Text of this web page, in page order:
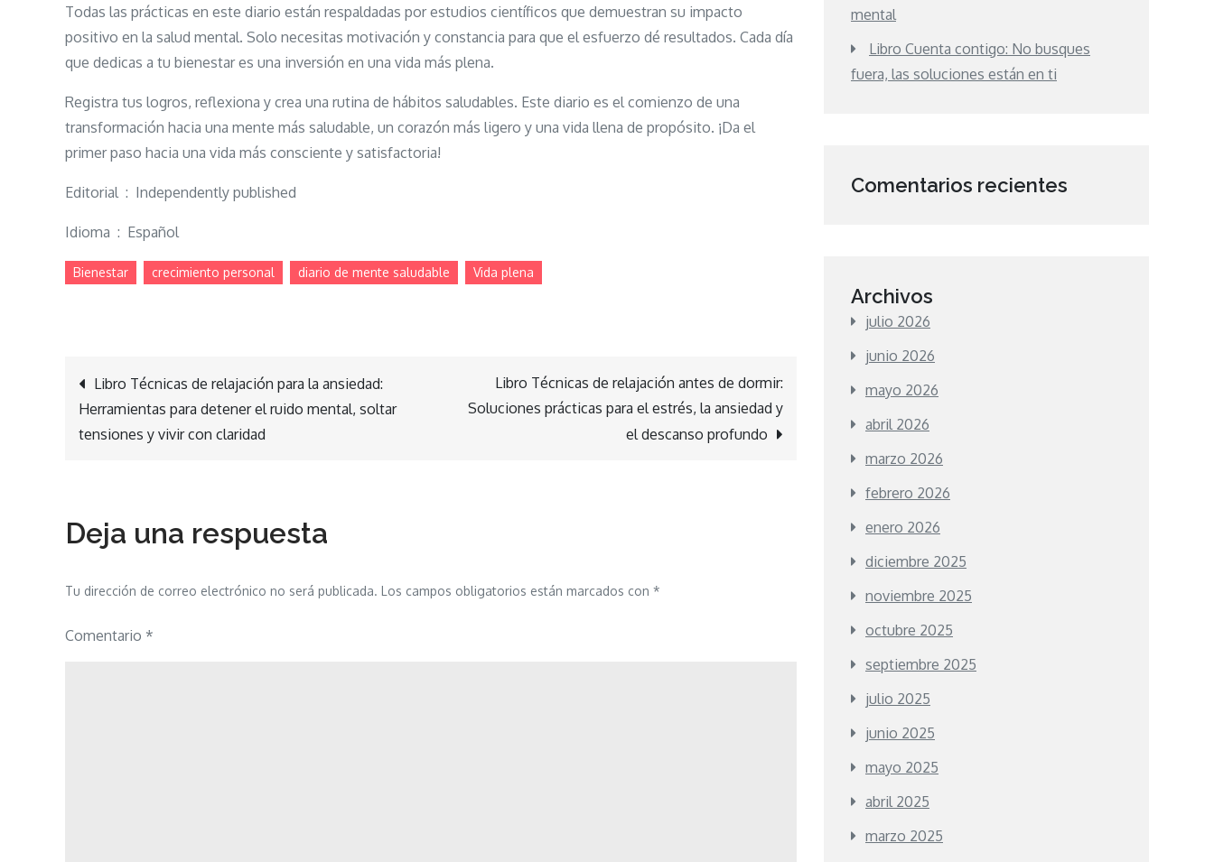
Todas las prácticas en este diario están respaldadas por estudios científicos que demuestran su impacto
positivo en la salud mental. Solo necesitas motivación y constancia para que el esfuerzo dé resultados. Cada día
que dedicas a tu bienestar es una inversión en una vida más plena.
Registra tus logros, reflexiona y crea una rutina de hábitos saludables. Este diario es el comienzo de una
transformación hacia una mente más saludable, un corazón más ligero y una vida llena de propósito. ¡Da el
primer paso hacia una vida más consciente y satisfactoria!
Editorial ‏ : ‎ Independently published
Idioma ‏ : ‎ Español
Bienestar crecimiento personal diario de mente saludable Vida plena
Navegación
de
Libro Técnicas de relajación para la ansiedad:
Herramientas para detener el ruido mental, soltar
tensiones y vivir con claridad
Libro Técnicas de relajación antes de dormir:
Soluciones prácticas para el estrés, la ansiedad y
el descanso profundo
Deja una respuesta
Tu dirección de correo electrónico no será publicada. Los campos obligatorios están marcados con *
Comentario *
mental
Libro Cuenta contigo: No busques
fuera, las soluciones están en ti
Comentarios recientes
Archivos
julio 2026
junio 2026
mayo 2026
abril 2026
marzo 2026
febrero 2026
enero 2026
diciembre 2025
noviembre 2025
octubre 2025
septiembre 2025
julio 2025
junio 2025
mayo 2025
abril 2025
marzo 2025